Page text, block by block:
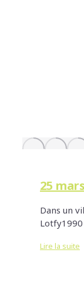
25
Dans un
Lire la suite